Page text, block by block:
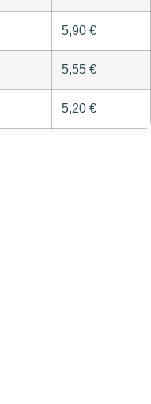
5,90 €
5,55 €
5,20 €